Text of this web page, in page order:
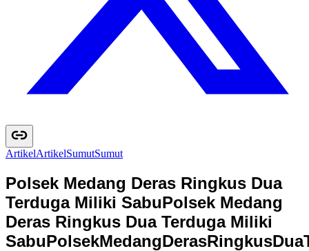
ArtikelArtikelSumutSumut
Polsek Medang Deras Ringkus Dua
Terduga Miliki SabuPolsek Medang
Deras Ringkus Dua Terduga Miliki
SabuPolsekMedangDerasRingkusDua